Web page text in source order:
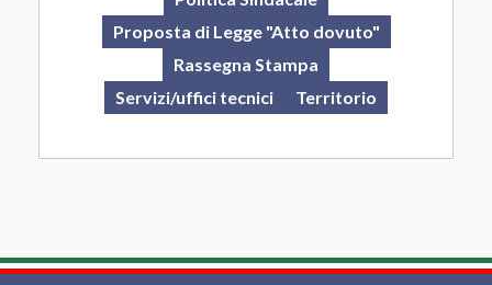
Proposta di Legge "Atto dovuto"
Rassegna Stampa
Servizi/uffici tecnici
Territorio